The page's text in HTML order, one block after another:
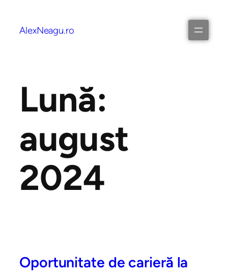
AlexNeagu.ro
Lună:
august
2024
Oportunitate de carieră la